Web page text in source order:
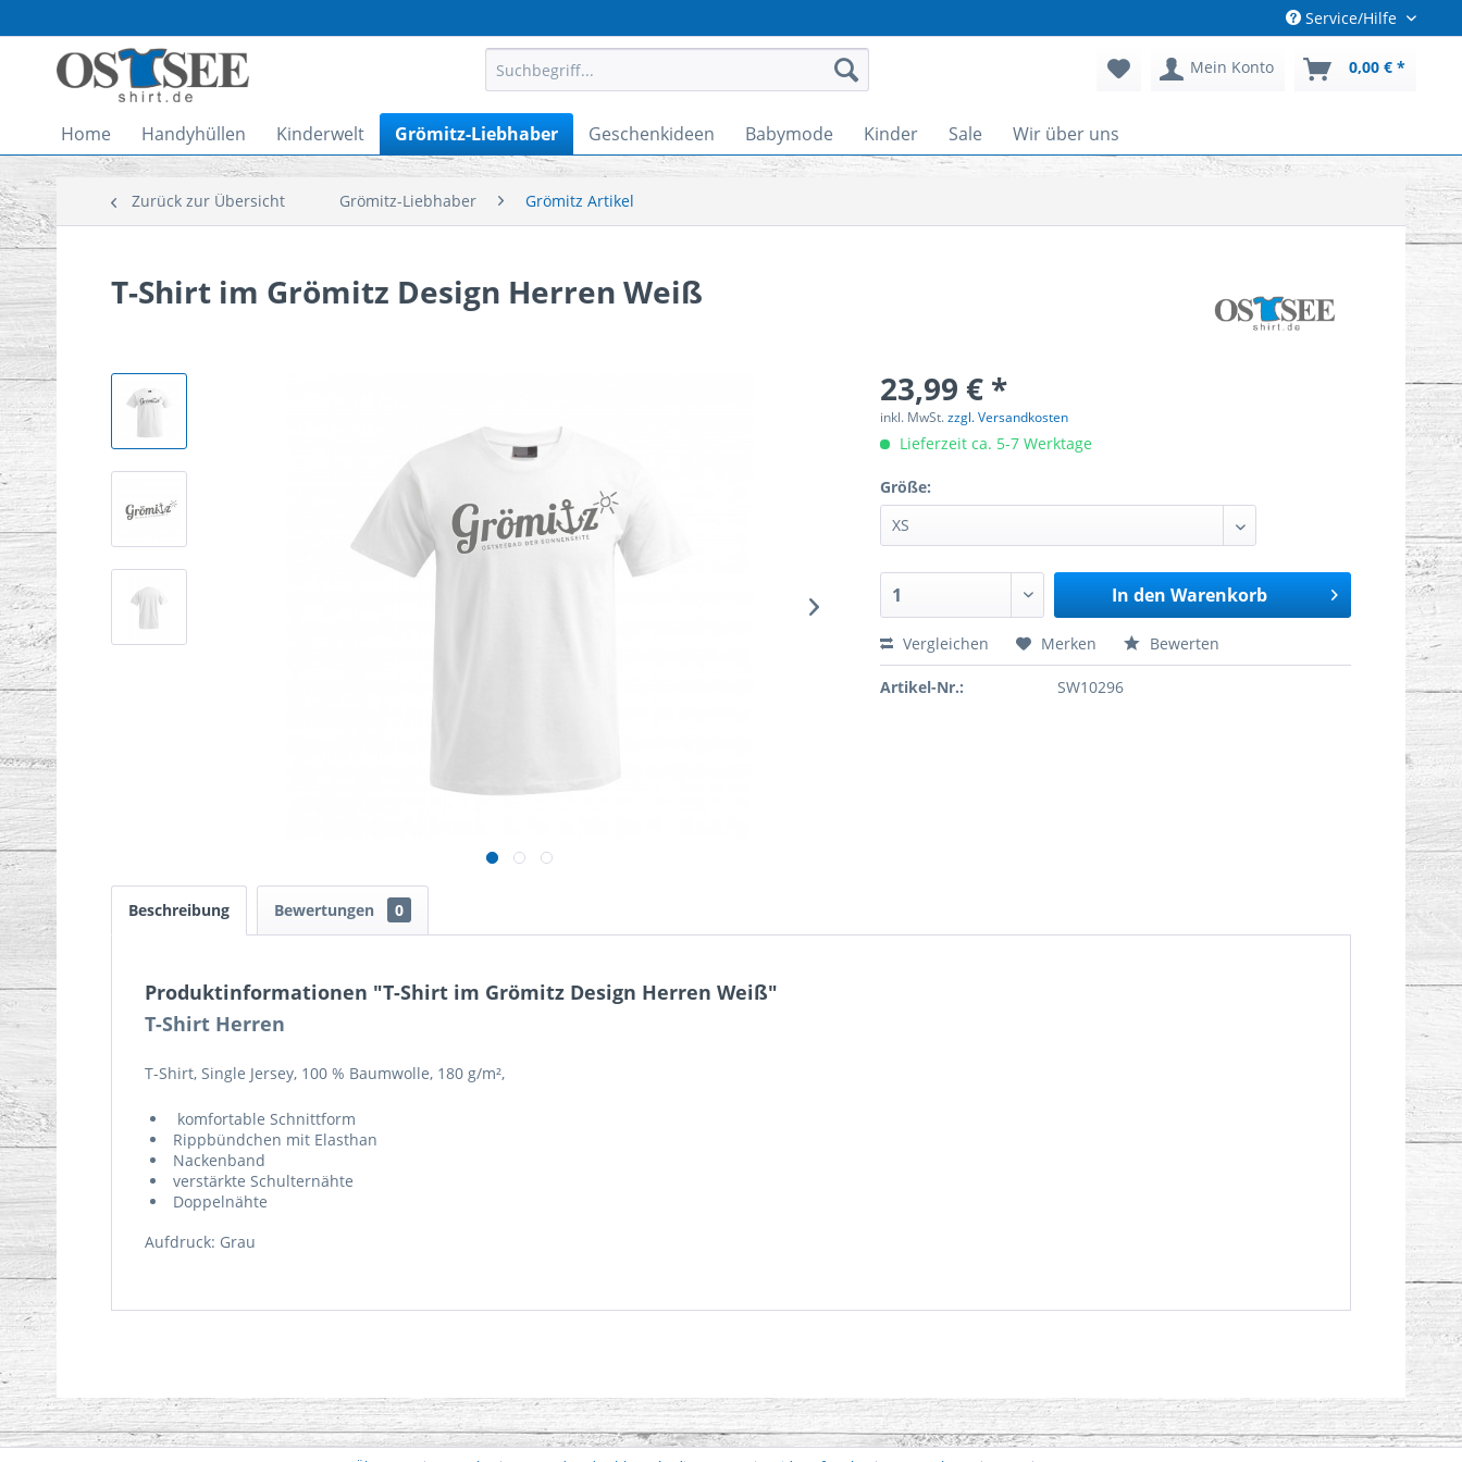
Service/Hilfe
Mein Konto 0,00 € *
Home Handyhüllen Kinderwelt Grömitz-Liebhaber Geschenkideen Babymode Kinder Sale Wir über uns
Zurück zur Übersicht Grömitz-Liebhaber Grömitz Artikel
T-Shirt im Grömitz Design Herren Weiß
23,99 € *
inkl. MwSt.zzgl. Versandkosten
Lieferzeit ca. 5-7 Werktage
Größe:
In den Warenkorb
Vergleichen Merken Bewerten
Artikel-Nr.: SW10296
Beschreibung Bewertungen 0
Produktinformationen "T-Shirt im Grömitz Design Herren Weiß"
T-Shirt Herren
T-Shirt, Single Jersey, 100 % Baumwolle, 180 g/m²,
komfortable Schnittform
Rippbündchen mit Elasthan
Nackenband
verstärkte Schulternähte
Doppelnähte
Aufdruck: Grau